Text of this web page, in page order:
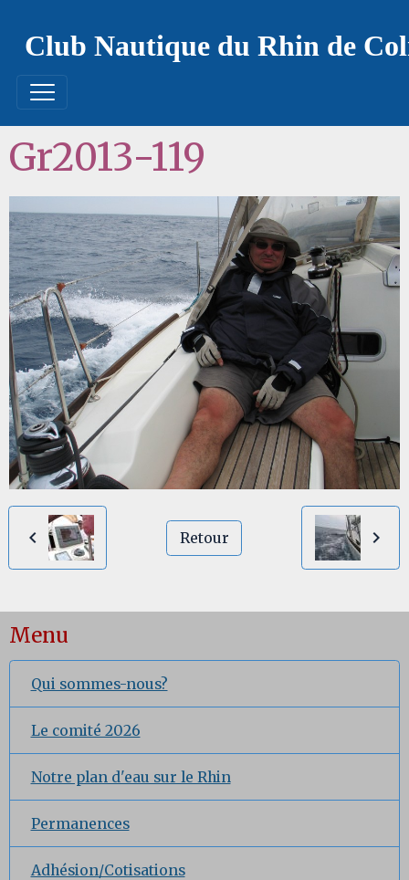
Club Nautique du Rhin de
Gr2013-119
Retour
Menu
Qui sommes-nous?
Le comité 2026
Notre plan d'eau sur le Rhin
Permanences
Adhésion/Cotisations